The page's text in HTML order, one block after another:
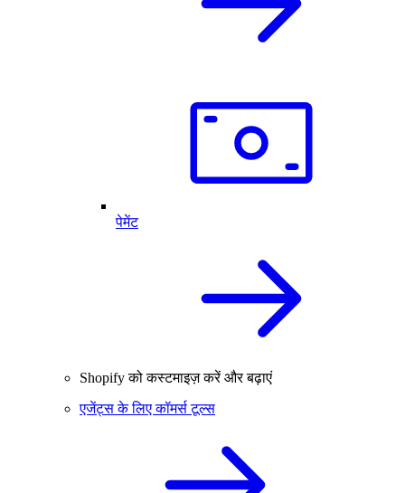
पेमेंट
Shopify को कस्टमाइज़ करें और बढ़ाएं
एजेंट्स के लिए कॉमर्स टूल्स